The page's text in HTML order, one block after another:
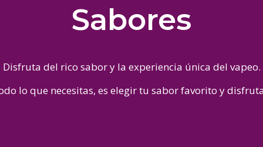
Sabores
Disfruta del rico sabor y la experiencia única del vapeo.
lo que necesitas, es elegir tu sabor favorito y